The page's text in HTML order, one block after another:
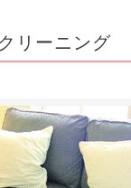
リーニング